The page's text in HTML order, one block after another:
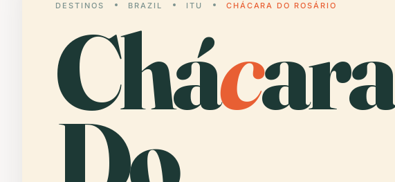
DESTINOS BRAZIL ITU CHÁCARA DO ROSÁRIO
Chácara